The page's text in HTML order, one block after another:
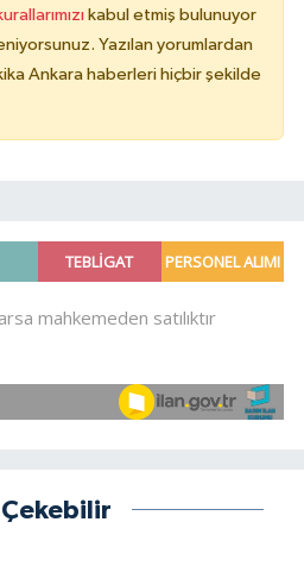
kabul etmiş bulunuyor
Yazılan yorumlardan
Ankara haberleri hiçbir şekilde